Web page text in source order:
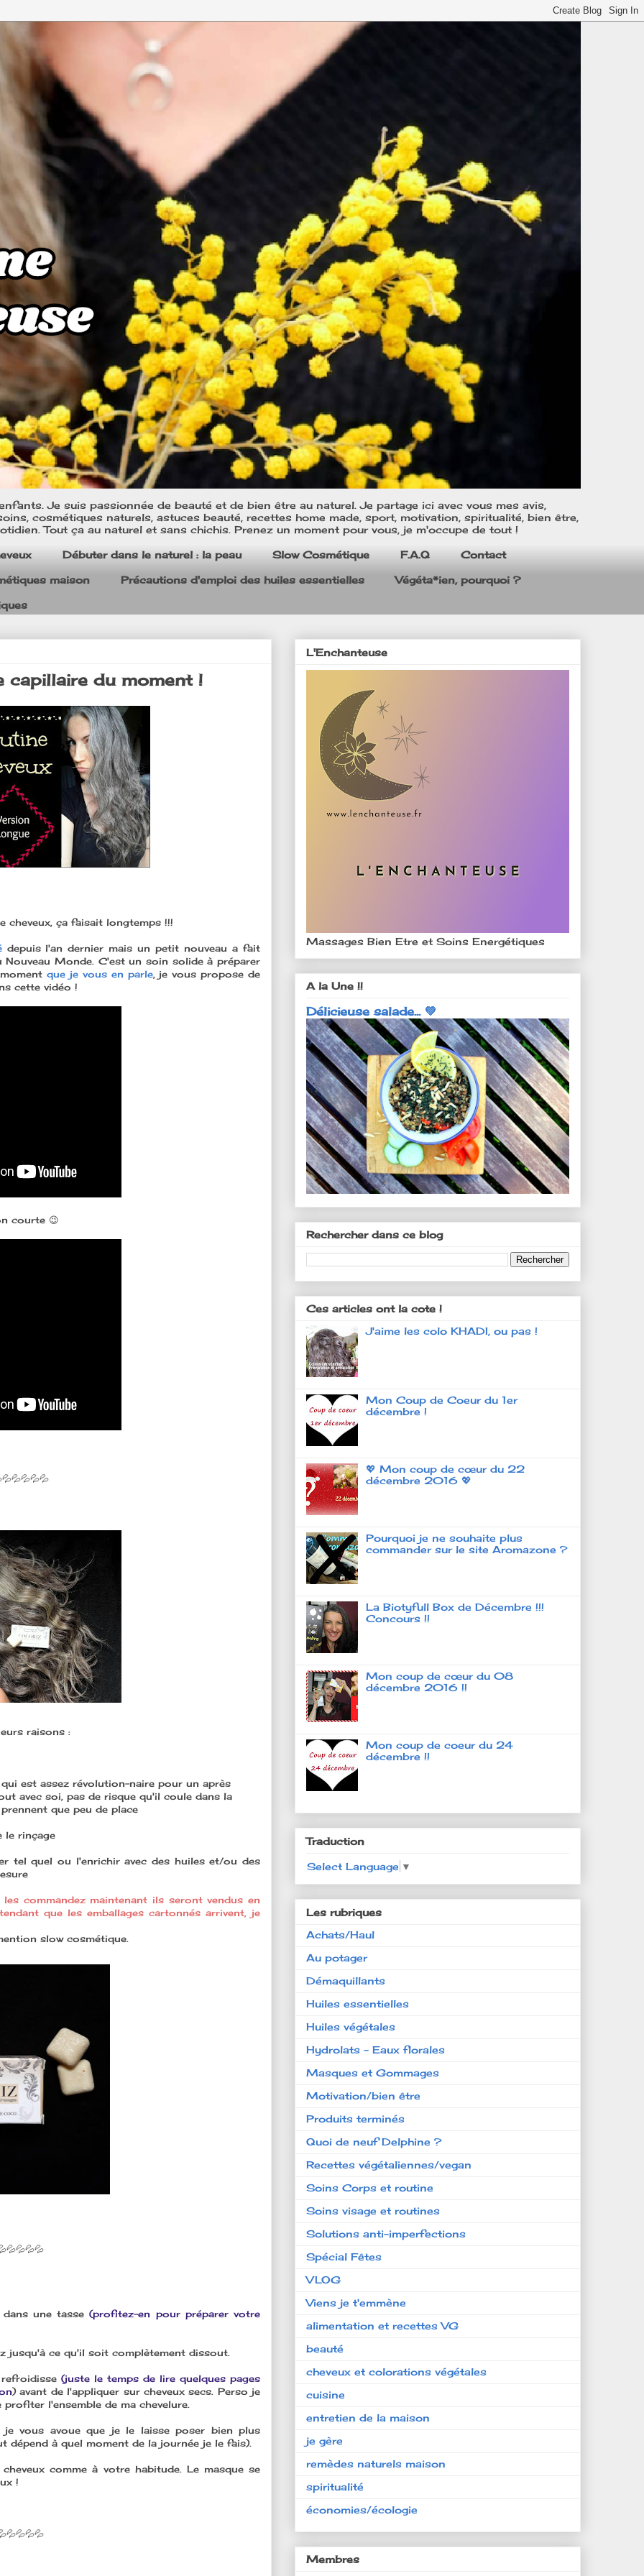
Je suis passionnée de beauté et de bien être au naturel. Je partage ici avec vous mes avis,
cosmétiques naturels, astuces beauté, recettes home made, sport, motivation, spiritualité, bien être,
Tout ça au naturel et sans chichis. Prenez un moment pour vous, je m'occupe de tout !
Débuter dans le naturel : la peau Slow Cosmétique F.A.Q Contact
maison Précautions d'emploi des huiles essentielles Végéta*ien, pourquoi ?
capillaire du moment !
cheveux, ça faisait longtemps !!!
depuis l'an dernier mais un petit nouveau a fait
Monde. C'est un soin solide à préparer
momentque je vous en parle, je vous propose de
cette vidéo !
courte 😉
raisons :
est assez révolution-naire pour un après
avec soi, pas de risque qu'il coule dans la
que peu de place
le rinçage
tel quel ou l'enrichir avec des huiles et/ou des
les commandez maintenant ils seront vendus en
que les emballages cartonnés arrivent, je
slow cosmétique.
dans une tasse(profitez-en pour préparer votre
jusqu'à ce qu'il soit complètement dissout.
refroidisse(juste le temps de lire quelques pages
) avant de l'appliquer sur cheveux secs. Perso je
l'ensemble de ma chevelure.
vous avoue que je le laisse poser bien plus
à quel moment de la journée je le fais).
comme à votre habitude. Le masque se
!
L'Enchanteuse
Massages Bien Etre et Soins Energétiques
A la Une !!
Délicieuse salade... 💚
Rechercher dans ce blog
Ces articles ont la cote !
J'aime les colo KHADI, ou pas !
Mon Coup de Coeur du 1er
décembre !
💖 Mon coup de cœur du 22
décembre 2016 💖
Pourquoi je ne souhaite plus
commander sur le site Aromazone ?
La Biotyfull Box de Décembre !!!
Concours !!
Mon coup de cœur du 08
décembre 2016 !!
Mon coup de coeur du 24
décembre !!
Traduction
Select Language ▼
Les rubriques
Achats/Haul
Au potager
Démaquillants
Huiles essentielles
Huiles végétales
Hydrolats - Eaux florales
Masques et Gommages
Motivation/bien être
Produits terminés
Quoi de neuf Delphine ?
Recettes végétaliennes/vegan
Soins Corps et routine
Soins visage et routines
Solutions anti-imperfections
Spécial Fêtes
VLOG
Viens je t'emmène
alimentation et recettes VG
beauté
cheveux et colorations végétales
cuisine
entretien de la maison
je gère
remèdes naturels maison
spiritualité
économies/écologie
Membres